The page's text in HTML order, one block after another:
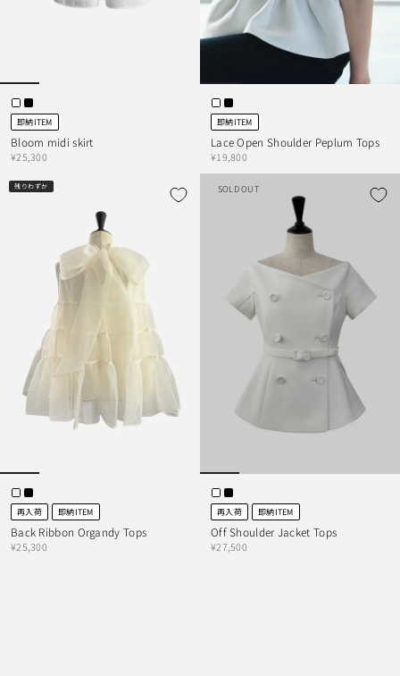
即納ITEM
Bloom midi skirt
¥25,300
即納ITEM
Lace Open Shoulder Peplum Tops
¥19,800
残りわずか
再入荷 即納ITEM
Back Ribbon Organdy Tops
¥25,300
SOLD OUT
再入荷 即納ITEM
Off Shoulder Jacket Tops
¥27,500